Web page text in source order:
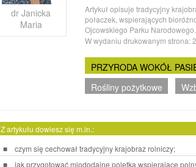
dr Janicka
Maria
Artykuł opisuje tradycyjny
połaczek, wspierających
Ojcowskiego Parku Narodowego.
W wydaniu drukowanym strona:
PRZYRODA WOKÓŁ
Rośliny pożytkowe
Z artykułu dowiesz się m.in.:
czym się cechował tradycyjny krajobraz rolniczy;
jak przygotować miododajne poletka wspierające